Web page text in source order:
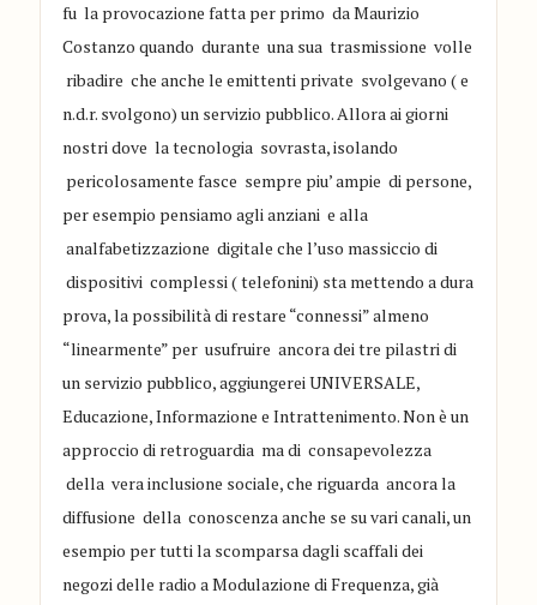
fu la provocazionefatta per primodaMaurizio
Costanzo quando durante una sua trasmissione volle
ribadire che anche le emittenti private svolgevano( e
n.d.r. svolgono)un servizio pubblico.Alloraai giorni
nostri dove la tecnologia sovrasta, isolando
pericolosamente fasce sempre piu’ampie di persone,
per esempio pensiamo agli anzianie alla
analfabetizzazione digitale chel’uso massiccio di
dispositivi complessi ( telefonini) sta mettendo a dura
prova,la possibilità di restare “connessi”almeno
“linearmente” per usufruire ancora dei tre pilastridi
un servizio pubblico, aggiungerei UNIVERSALE,
Educazione, Informazione e Intrattenimento. Non è un
approccio di retroguardia ma di consapevolezza
della verainclusione sociale, che riguardaancora la
diffusione della conoscenzaanche se su varicanali, un
esempio per tutti la scomparsa dagli scaffali dei
negozi delle radio a Modulazione di Frequenza, già